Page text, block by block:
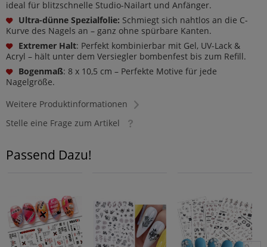
ideal für blitzschnelle Studio-Nailart und Anfänger.
Ultra-dünne Spezialfolie: Schmiegt sich nahtlos an die C-
Kurve des Nagels an – ganz ohne spürbare Kanten.
Extremer Halt: Perfekt kombinierbar mit Gel, UV-Lack &
Acryl – hält unter dem Versiegler bombenfest bis zum Refill.
Bogenmaß: 8 x 10,5 cm – Perfekte Motive für jede
Nagelgröße.
Weitere Produktinformationen
Stelle eine Frage zum Artikel
Passend Dazu!